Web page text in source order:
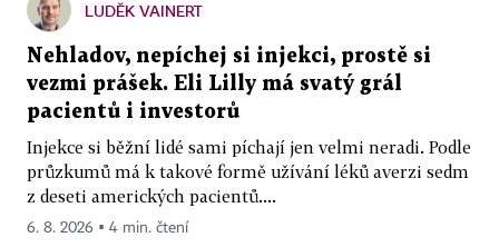
LUDĚK VAINERT
Nehladov, nepíchej si injekci, prostě si
vezmi prášek. Eli Lilly má svatý grál
pacientů i investorů
Injekce si běžní lidé sami píchají jen velmi neradi. Podle
průzkumů má k takové formě užívání léků averzi sedm
z deseti amerických pacientů....
6. 8. 2026 ▪ 4 min. čtení